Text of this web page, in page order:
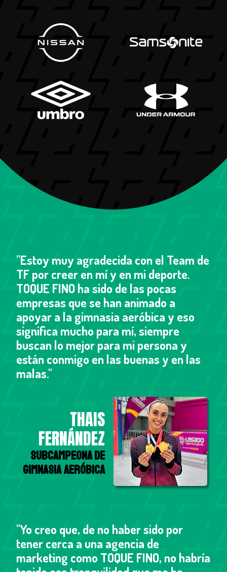
"Estoy muy agradecida con el Team de
TF por creer en mí y en mi deporte.
TOQUE FINO ha sido de las pocas
empresas que se han animado a
apoyar a la gimnasia aeróbica y eso
significa mucho para mí, siempre
buscan lo mejor para mi persona y
están conmigo en las buenas y en las
malas."
THAIS
FERNÁNDEZ
Subcampeona de
Gimnasia Aeróbica
"Yo creo que, de no haber sido por
tener cerca a una agencia de
marketing como TOQUE FINO, no habría